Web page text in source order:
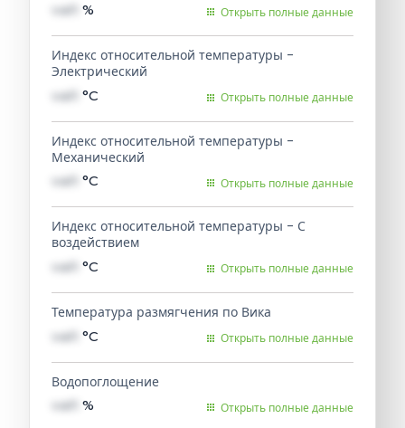
val1 % Открыть полные данные
Индекс относительной температуры -
Электрический
val1 °C Открыть полные данные
Индекс относительной температуры -
Механический
val1 °C Открыть полные данные
Индекс относительной температуры - С
воздействием
val1 °C Открыть полные данные
Температура размягчения по Вика
val1 °C Открыть полные данные
Водопоглощение
val1 % Открыть полные данные